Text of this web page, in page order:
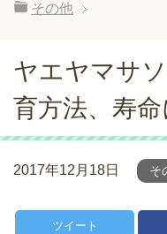
その他
ヤエヤマサ
育方法、寿
2017年12月18日 そ
ツイート